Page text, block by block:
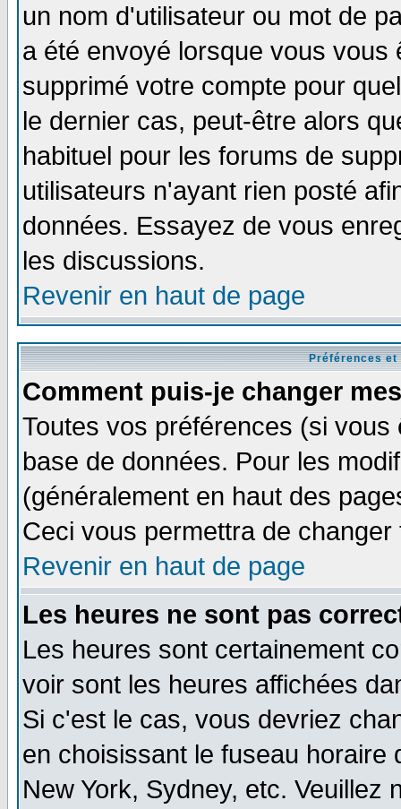
un nom d'utilisateur ou mot de
a été envoyé lorsque vous
supprimé votre compte pour
le dernier cas, peut-être alors
habituel pour les forums de
utilisateurs n'ayant rien posté
données. Essayez de vous
les discussions.
Revenir en haut de page
Préférences
Comment puis-je changer
Toutes vos préférences (si
base de données. Pour les
(généralement en haut des
Ceci vous permettra de
Revenir en haut de page
Les heures ne sont pas
Les heures sont certainement
voir sont les heures affichées
Si c'est le cas, vous devriez
en choisissant le fuseau
New York, Sydney, etc. Veuillez